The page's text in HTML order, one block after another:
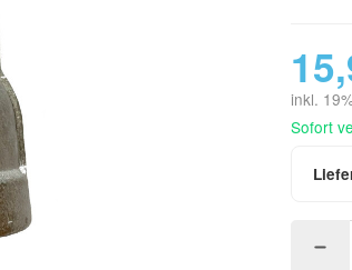
inkl.
Sofort